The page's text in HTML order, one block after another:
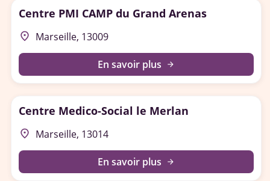
Centre PMI CAMP du Grand Arenas
place Marseille, 13009
En savoir plus arrow_forward
Centre Medico-Social le Merlan
place Marseille, 13014
En savoir plus arrow_forward